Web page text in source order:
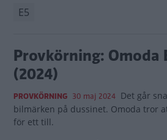
E5
Provkörning: Omoda
(2024)
PROVKÖRNING 30 maj 2024 Det går
bilmärken på dussinet. Omoda tror
för ett till.